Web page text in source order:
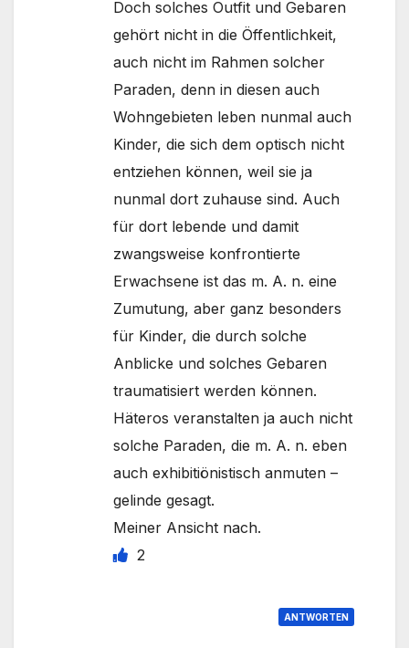
Doch solches Outfit und Gebaren
gehört nicht in die Öffentlichkeit,
auch nicht im Rahmen solcher
Paraden, denn in diesen auch
Wohngebieten leben nunmal auch
Kinder, die sich dem optisch nicht
entziehen können, weil sie ja
nunmal dort zuhause sind. Auch
für dort lebende und damit
zwangsweise konfrontierte
Erwachsene ist das m. A. n. eine
Zumutung, aber ganz besonders
für Kinder, die durch solche
Anblicke und solches Gebaren
traumatisiert werden können.
Häteros veranstalten ja auch nicht
solche Paraden, die m. A. n. eben
auch exhibitiönistisch anmuten –
gelinde gesagt.
Meiner Ansicht nach.
2
ANTWORTEN